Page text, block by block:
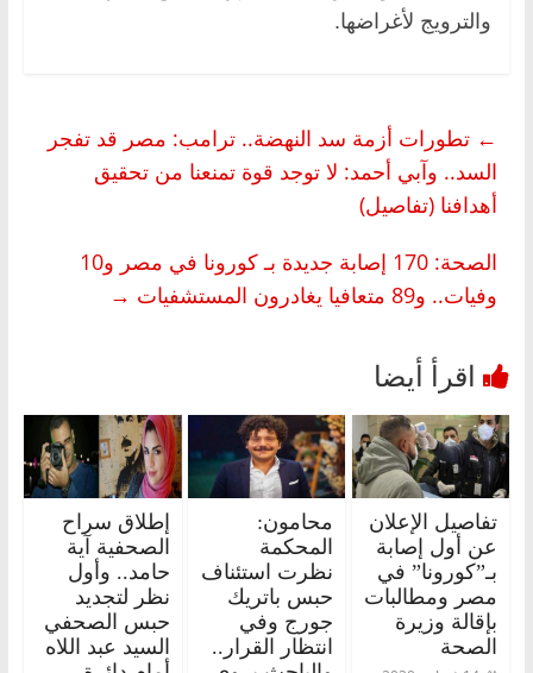
والترويج لأغراضها.
← تطورات أزمة سد النهضة.. ترامب: مصر قد تفجر
السد.. وآبي أحمد: لا توجد قوة تمنعنا من تحقيق
أهدافنا (تفاصيل)
الصحة: 170 إصابة جديدة بـ كورونا في مصر و10
وفيات.. و89 متعافيا يغادرون المستشفيات
→
تفاصيل الإعلان
عن أول إصابة
بـ”كورونا” في
مصر ومطالبات
بإقالة وزيرة
الصحة
محامون:
المحكمة
نظرت استئناف
حبس باتريك
جورج وفي
انتظار القرار..
إطلاق سراح
الصحفية آية
حامد.. وأول
نظر لتجديد
حبس الصحفي
السيد عبد اللاه